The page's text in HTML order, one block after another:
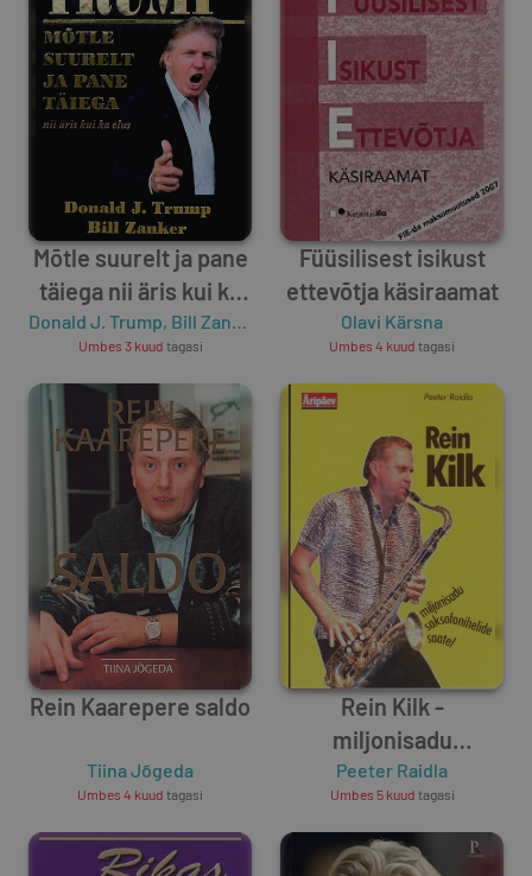
Mõtle suurelt ja pane
täiega nii äris kui ka
elus
Donald J. Trump, Bill Zanker
Umbes 3 kuud tagasi
Füüsilisest isikust
ettevõtja käsiraamat
Olavi Kärsna
Umbes 4 kuud tagasi
Rein Kaarepere saldo
Tiina Jõgeda
Umbes 4 kuud tagasi
Rein Kilk -
miljonisadu
saksofonihelide
saatel
Peeter Raidla
Umbes 5 kuud tagasi